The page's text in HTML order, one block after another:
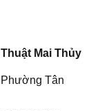
Mai Thủy
Tân